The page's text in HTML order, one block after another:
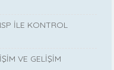
İLE KONTROL
VE GELİŞİM